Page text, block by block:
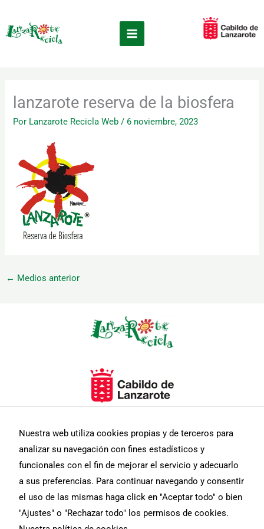
contenido
lanzarote reserva de la biosfera
Por Lanzarote Recicla Web / 6 noviembre, 2023
← Medios anterior
Nuestra web utiliza cookies propias y de terceros para
analizar su navegación con fines estadísticos y
funcionales con el fin de mejorar el servicio y adecuarlo
a sus preferencias. Para continuar navegando y consentir
el uso de las mismas haga click en "Aceptar todo" o bien
"Ajustes" o "Rechazar todo" los permisos de cookies.
Necesarias
Estas
Son
necesarias
funcione la
Estadísticas